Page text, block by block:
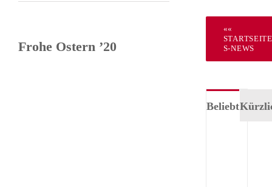
Frohe Ostern ’20
««
STARTSEITE
S-NEWS
Beliebt